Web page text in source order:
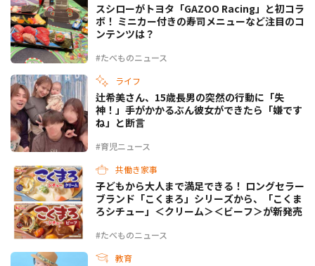
#たべものニュース
スシローがトヨタ「GAZOO Racing」と初コラ
ボ！ ミニカー付きの寿司メニューなど注目のコ
ンテンツは？
ライフ
#育児ニュース
辻希美さん、15歳長男の突然の行動に「失
神！」手がかかるぶん彼女ができたら「嫌です
ね」と断言
共働き家事
#たべものニュース
子どもから大人まで満足できる！ ロングセラー
ブランド「こくまろ」シリーズから、「こくま
ろシチュー」＜クリーム＞＜ビーフ＞が新発売
教育